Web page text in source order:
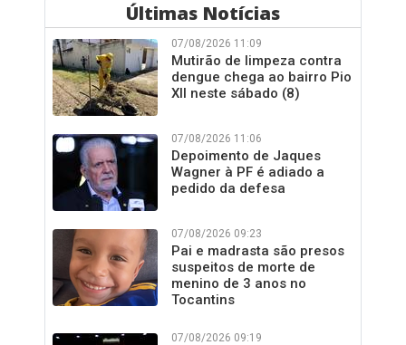
Últimas Notícias
07/08/2026 11:09
Mutirão de limpeza contra
dengue chega ao bairro Pio
XII neste sábado (8)
07/08/2026 11:06
Depoimento de Jaques
Wagner à PF é adiado a
pedido da defesa
07/08/2026 09:23
Pai e madrasta são presos
suspeitos de morte de
menino de 3 anos no
Tocantins
07/08/2026 09:19